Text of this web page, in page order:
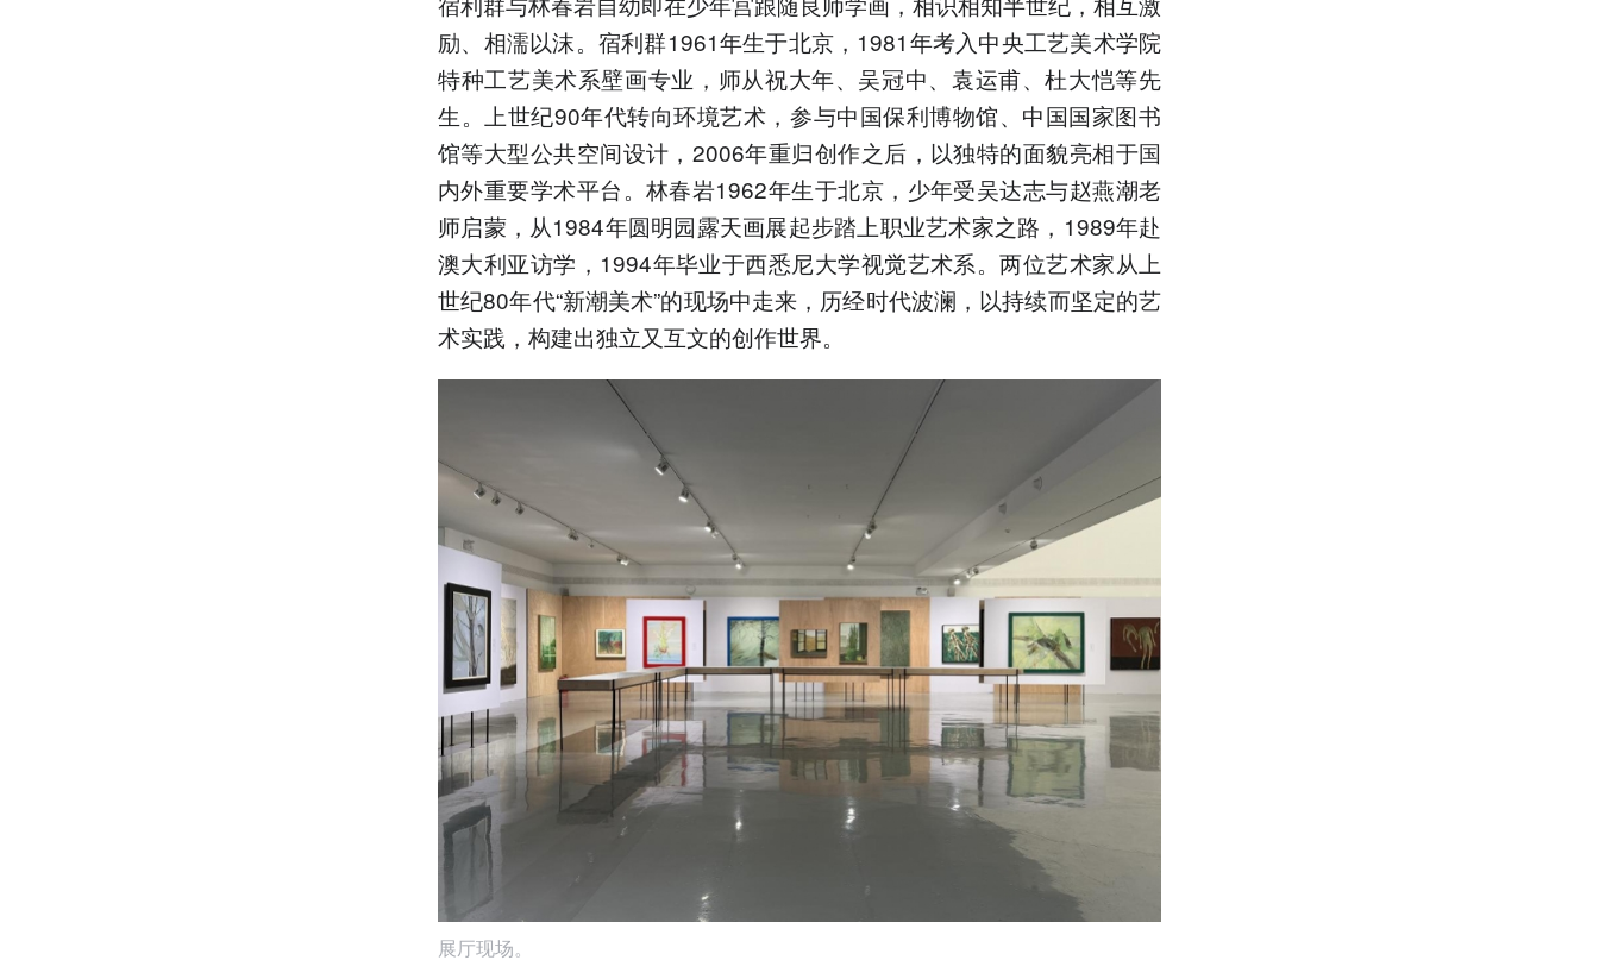
励、相濡以沫。宿利群1961年生于北京，1981年考入中央工艺美术学院
特种工艺美术系壁画专业，师从祝大年、吴冠中、袁运甫、杜大恺等先
生。上世纪90年代转向环境艺术，参与中国保利博物馆、中国国家图书
馆等大型公共空间设计，2006年重归创作之后，以独特的面貌亮相于国
内外重要学术平台。林春岩1962年生于北京，少年受吴达志与赵燕潮老
师启蒙，从1984年圆明园露天画展起步踏上职业艺术家之路，1989年赴
澳大利亚访学，1994年毕业于西悉尼大学视觉艺术系。两位艺术家从上
世纪80年代“新潮美术”的现场中走来，历经时代波澜，以持续而坚定的艺
术实践，构建出独立又互文的创作世界。
展厅现场。